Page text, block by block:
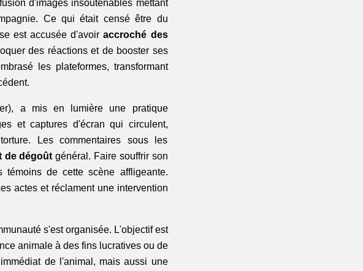
d'images insoutenables mettant
Ce qui était censé être du
est accusée d'avoir accroché des
des réactions et de booster ses
les plateformes, transformant
L'incident, initialement repéré sur X (anciennement Twitter), a mis en lumière une pratique
et captures d'écran qui circulent,
Les commentaires sous les
de dégoût général. Faire souffrir son
de cette scène affligeante.
actes et réclament une intervention
s'est organisée. L'objectif est
animale à des fins lucratives ou de
de l'animal, mais aussi une